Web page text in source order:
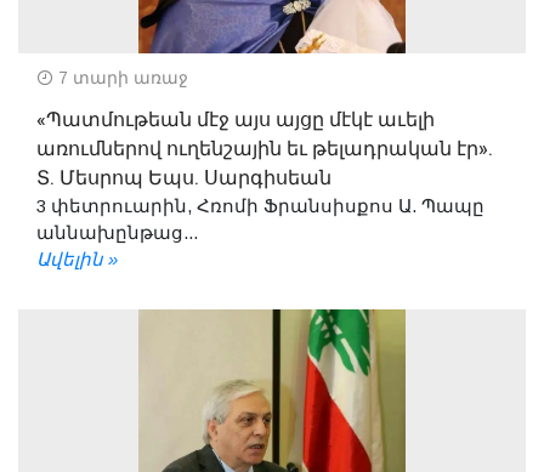
7 տարի առաջ
«Պատմութեան մէջ այս այցը մէկէ աւելի
առումներով ուղենշային եւ թելադրական էր».
Տ. Մեսրոպ Եպս. Սարգիսեան
3 փետրուարին, Հռոմի Ֆրանսիսքոս Ա. Պապը
աննախընթաց...
Ավելին »